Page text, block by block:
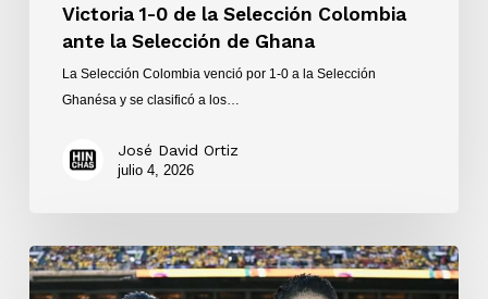
Victoria 1-0 de la Selección Colombia
ante la Selección de Ghana
La Selección Colombia venció por 1-0 a la Selección
Ghanésa y se clasificó a los…
José David Ortiz
julio 4, 2026
Colombia
y